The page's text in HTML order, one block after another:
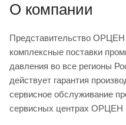
О компании
Представительство
комплексные поставки
давления во все регионы
действует гарантия
сервисное обслуживание
сервисных центрах ОРЦЕН